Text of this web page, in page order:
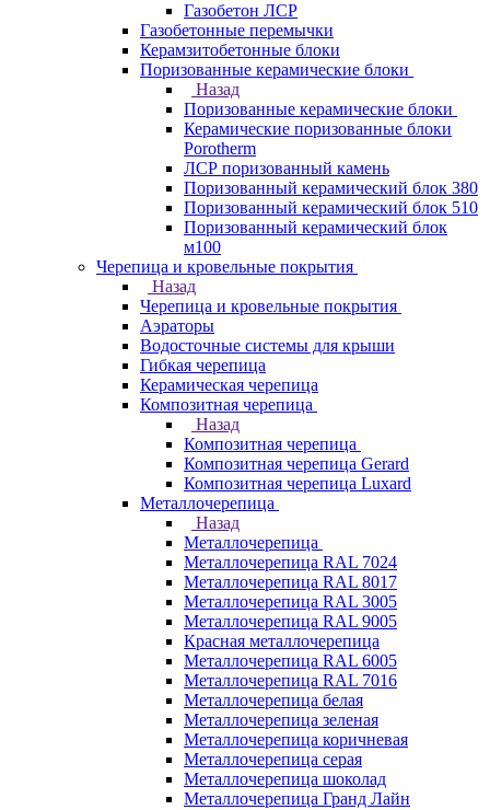
Газобетон ЛСР
Газобетонные перемычки
Керамзитобетонные блоки
Поризованные керамические блоки
Назад
Поризованные керамические блоки
Керамические поризованные блоки
Porotherm
ЛСР поризованный камень
Поризованный керамический блок 380
Поризованный керамический блок 510
Поризованный керамический блок
м100
Черепица и кровельные покрытия
Назад
Черепица и кровельные покрытия
Аэраторы
Водосточные системы для крыши
Гибкая черепица
Керамическая черепица
Композитная черепица
Назад
Композитная черепица
Композитная черепица Gerard
Композитная черепица Luxard
Металлочерепица
Назад
Металлочерепица
Металлочерепица RAL 7024
Металлочерепица RAL 8017
Металлочерепица RAL 3005
Металлочерепица RAL 9005
Красная металлочерепица
Металлочерепица RAL 6005
Металлочерепица RAL 7016
Металлочерепица белая
Металлочерепица зеленая
Металлочерепица коричневая
Металлочерепица серая
Металлочерепица шоколад
Металлочерепица Гранд Лайн